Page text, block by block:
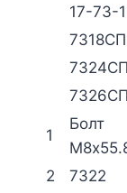
17-73-
7318СП
7324СП
7326СП
1
Болт
2 7322